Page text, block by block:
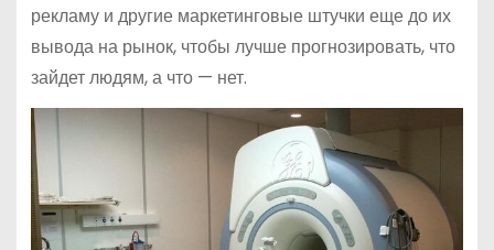
рекламу и другие маркетинговые штучки еще до их
вывода на рынок, чтобы лучше прогнозировать, что
зайдет людям, а что — нет.